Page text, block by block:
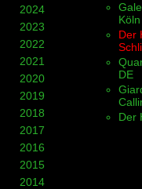
2024
2023
2022
2021
2020
2019
2018
2017
2016
2015
2014
Köln
Der
DE
Der